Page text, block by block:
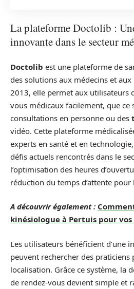
La plateforme Doctolib :
innovante dans le secteur
Doctolib est une plateforme de
des solutions aux médecins et aux
2013, elle permet aux utilisateurs
vous médicaux facilement, que ce
consultations en personne ou des
vidéo. Cette plateforme
experts en santé et en
défis actuels rencontrés dans le
l’optimisation des heures
réduction du temps d’attente pour
A découvrir également :
kinésiologue à Pertuis pour
Les utilisateurs bénéficient d’une
peuvent rechercher des praticiens
localisation. Grâce ce système, la
de rendez-vous devient simple et